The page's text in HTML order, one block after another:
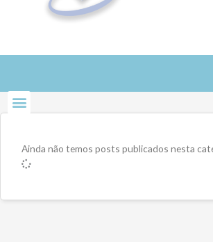
Ainda não temos posts publicados nesta